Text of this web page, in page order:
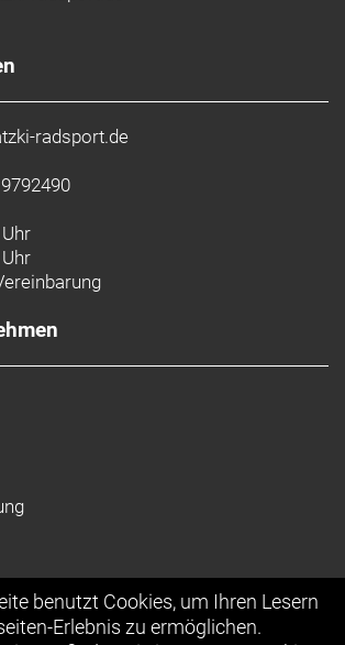
radsport.de
benutzt Cookies, um Ihren Lesern
Erlebnis zu ermöglichen.